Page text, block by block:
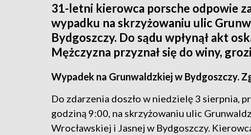
31-letni kierowca porsche odpowie
wypadku na skrzyżowaniu ulic
Bydgoszczy. Do sądu wpłynął akt
Mężczyzna przyznał się do winy,
Wypadek na Grunwaldzkiej w Bydgoszczy.
Do zdarzenia doszło w niedzielę 3 sierpnia,
godziną 9:00, na skrzyżowaniu ulic
Wrocławskiej i Jasnej w Bydgoszczy.